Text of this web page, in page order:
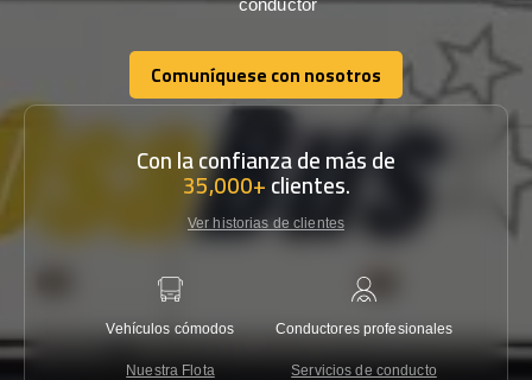
conductor
Comuníquese con nosotros
Comuníquese con nosotros
Con la confianza de más de
35,000+clientes.
Ver historias de clientes
Vehículos cómodos
Nuestra Flota
Conductores profesionales
Servicios de conducto